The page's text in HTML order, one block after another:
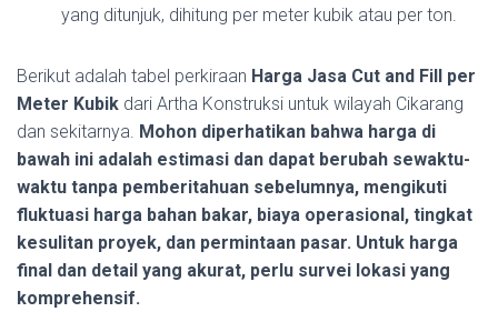
yang ditunjuk, dihitung per meter kubik atau per ton.
Berikut adalah tabel perkiraan Harga Jasa Cut and Fill per
Meter Kubik dari Artha Konstruksi untuk wilayah Cikarang
dan sekitarnya. Mohon diperhatikan bahwa harga di
bawah ini adalah estimasi dan dapat berubah sewaktu-
waktu tanpa pemberitahuan sebelumnya, mengikuti
fluktuasi harga bahan bakar, biaya operasional, tingkat
kesulitan proyek, dan permintaan pasar. Untuk harga
final dan detail yang akurat, perlu survei lokasi yang
komprehensif.